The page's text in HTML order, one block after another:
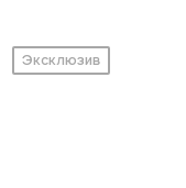
Эксклюзив